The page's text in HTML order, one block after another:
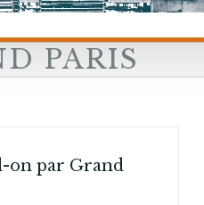
PARIS
on par Grand